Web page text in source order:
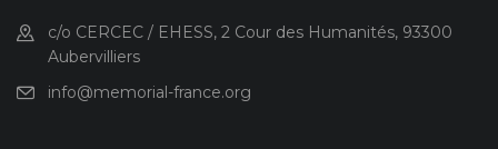
c/o CERCEC / EHESS, 2 Cour des Humanités, 93300
Aubervilliers
info@memorial-france.org